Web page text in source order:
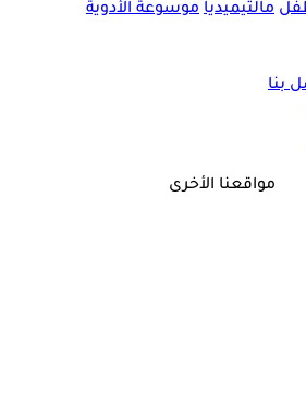
مالتيميديا موسوعة الأدوية
بنا
مواقعنا الأخرى